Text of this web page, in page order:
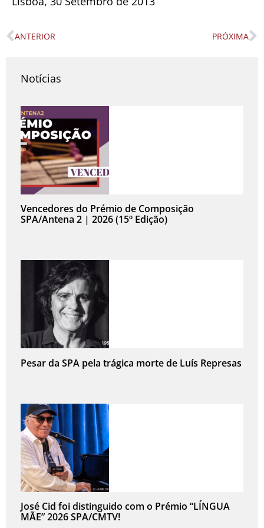
Prev
ANTERIOR PRÓXIMA
Notícias
Vencedores do Prémio de Composição
SPA/Antena 2 | 2026 (15º Edição)
Pesar da SPA pela trágica morte de Luís Represas
José Cid foi distinguido com o Prémio “LÍNGUA
MÃE” 2026 SPA/CMTV!